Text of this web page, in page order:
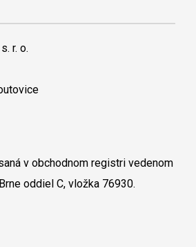
r. o.
v obchodnom registri vedenom
oddiel C, vložka 76930.